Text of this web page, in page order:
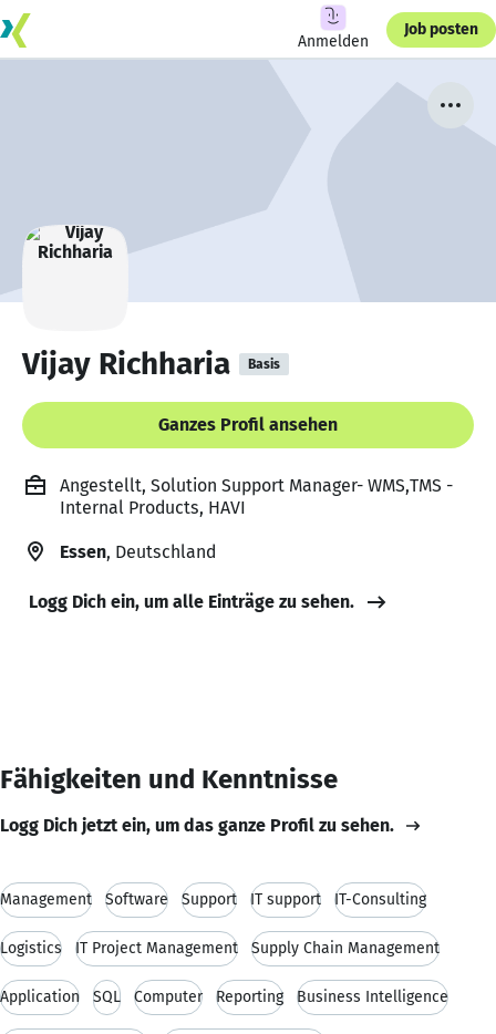
Anmelden
Job posten
Vijay Richharia Basis
Ganzes Profil ansehen
Angestellt, Solution Support Manager- WMS,TMS -
Internal Products, HAVI
Essen, Deutschland
Logg Dich ein, um alle Einträge zu sehen.
Fähigkeiten und Kenntnisse
Logg Dich jetzt ein, um das ganze Profil zu sehen.
Management Software Support IT support IT-Consulting
Logistics IT Project Management Supply Chain Management
Application SQL Computer Reporting Business Intelligence